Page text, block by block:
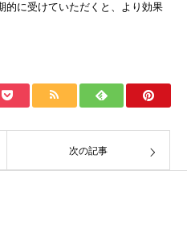
的に受けていただくと、より効果
次の記事